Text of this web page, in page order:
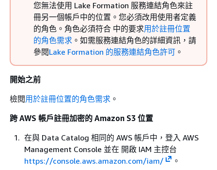
您無法使用 Lake Formation 服務連結角色來註
冊另一個帳戶中的位置。您必須改用使用者定義
的角色。角色必須符合 中的要求用於註冊位置
的角色需求 。如需服務連結角色的詳細資訊，請
參閱Lake Formation 的服務連結角色許可 。
開始之前
檢閱用於註冊位置的角色需求 。
跨 AWS 帳戶註冊加密的 Amazon S3 位置
在與 Data Catalog 相同的 AWS 帳戶中，登入 AWS
Management Console 並在 開啟 IAM 主控台
https://console.aws.amazon.com/iam/
。